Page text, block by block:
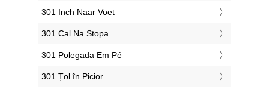
‎301 Inch Naar Voet
‎301 Cal Na Stopa
‎301 Polegada Em Pé
‎301 Țol în Picior